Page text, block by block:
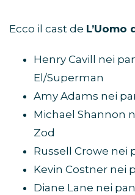
Ecco il cast de L’Uomo
Henry Cavill nei
El/Superman
Amy Adams nei
Michael Shannon
Zod
Russell Crowe nei
Kevin Costner nei
Diane Lane nei